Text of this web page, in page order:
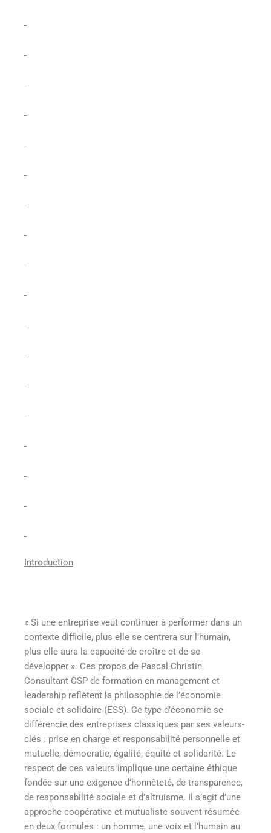
Introduction
« Si une entreprise veut continuer à performer dans un
contexte difficile, plus elle se centrera sur l’humain,
plus elle aura la capacité de croître et de se
développer ». Ces propos de Pascal Christin,
Consultant CSP de formation en management et
leadership reflètent la philosophie de l’économie
sociale et solidaire (ESS). Ce type d’économie se
différencie des entreprises classiques par ses valeurs-
clés : prise en charge et responsabilité personnelle et
mutuelle, démocratie, égalité, équité et solidarité. Le
respect de ces valeurs implique une certaine éthique
fondée sur une exigence d’honnêteté, de transparence,
de responsabilité sociale et d’altruisme. Il s’agit d’une
approche coopérative et mutualiste souvent résumée
en deux formules : un homme, une voix et l’humain au